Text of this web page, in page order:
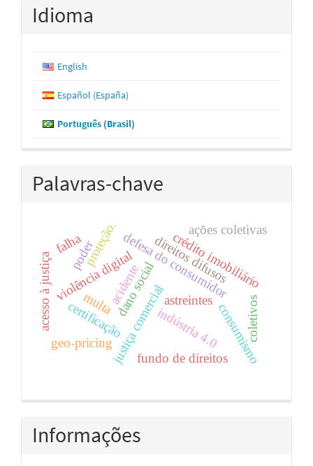
Idioma
English
Español (España)
Português (Brasil)
Palavras-chave
violência digital crédito imobiliário
justiça comercial
certificação
multa astreintes
defesa do consumidor
proteção.
indústria 4.0
fundo de direitos
dano social
geo-pricing
acesso à justiça
consumismo
coletivos
direitos difusos
acidente
poder
ações coletivas
falha
Informações